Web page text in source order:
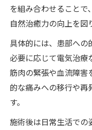
を組み合わせることで
自然治癒力の向上を図
具体的には、患部への
必要に応じて電気治療
筋肉の緊張や血流障害
的な痛みへの移行や再
す。
施術後は日常生活での